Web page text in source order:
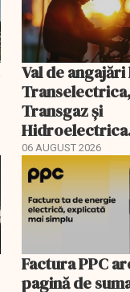
Val de angajări
Transelectrica,
Transgaz și
400 de
06 AUGUST 2026
Factura PPC
pagină de